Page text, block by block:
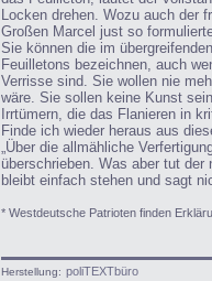
Locken drehen. Wozu auch der
Großen Marcel just so
Sie können die im
Feuilletons bezeichnen, auch
Verrisse sind. Sie wollen nie
wäre. Sie sollen keine Kunst
Irrtümern, die das Flanieren in
Finde ich wieder heraus aus
„Über die allmähliche
überschrieben. Was aber tut
bleibt einfach stehen und sagt
* Westdeutsche Patrioten finden
Herstellung: poliTEXTbüro